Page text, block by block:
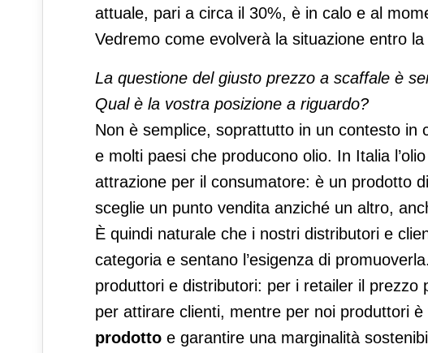
attuale, pari a circa il 30%, è in calo e al
Vedremo come evolverà la situazione entro la
La questione del giusto prezzo a scaffale è
Qual è la vostra posizione a riguardo?
Non è semplice, soprattutto in un contesto in
e molti paesi che producono olio. In Italia
attrazione per il consumatore: è un prodotto
sceglie un punto vendita anziché un altro,
È quindi naturale che i nostri distributori e
categoria e sentano l’esigenza di
produttori e distributori: per i retailer il
per attirare clienti, mentre per noi produttori
prodotto e garantire una marginalità